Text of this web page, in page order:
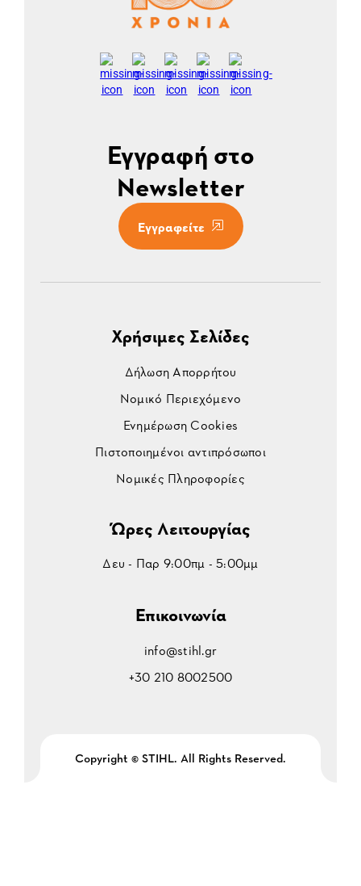
Εγγραφή στο
Newsletter
Εγγραφείτε
Χρήσιμες Σελίδες
Δήλωση Απορρήτου
Νομικό Περιεχόμενο
Ενημέρωση Cookies
Πιστοποιημένοι αντιπρόσωποι
Νομικές Πληροφορίες
Ώρες Λειτουργίας
Δευ - Παρ 9:00πμ - 5:00μμ
Επικοινωνία
info@stihl.gr
+30 210 8002500
Copyright © STIHL. All Rights Reserved.